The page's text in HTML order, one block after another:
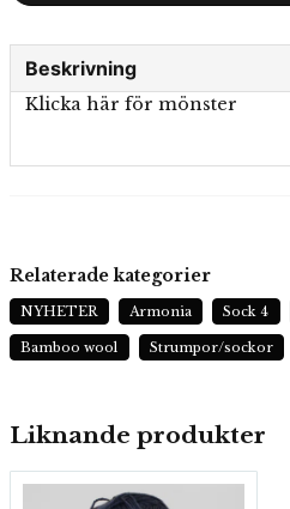
Beskrivning
Klicka här för mönster
Liknande produkter
Relaterade kategorier
NYHETER Armonia Sock 4
Bamboo wool Strumpor/sockor